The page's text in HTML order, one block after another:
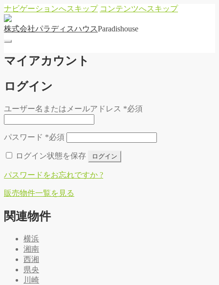
ナビゲーションへスキップ コンテンツへスキップ
株式会社パラディ スハウ スParadishouse
マイアカウント
ログイン
ユーザー名またはメールアドレス *必須
パスワード *必須
ログイン状態を保存 ログイン
パスワードをお忘れですか ?
販売物件一覧を 見る
関連物件
横浜
湘南
西湘
県央
川崎